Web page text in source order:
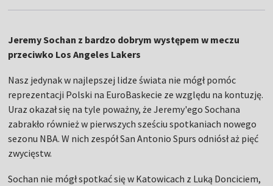
Jeremy Sochan z bardzo dobrym występem w meczu
przeciwko Los Angeles Lakers
Nasz jedynak w najlepszej lidze świata nie mógł pomóc
reprezentacji Polski na EuroBaskecie ze względu na kontuzję.
Uraz okazał się na tyle poważny, że Jeremy'ego Sochana
zabrakło również w pierwszych sześciu spotkaniach nowego
sezonu NBA. W nich zespół San Antonio Spurs odniósł aż pięć
zwycięstw.
Sochan nie mógł spotkać się w Katowicach z Luką Donciciem,